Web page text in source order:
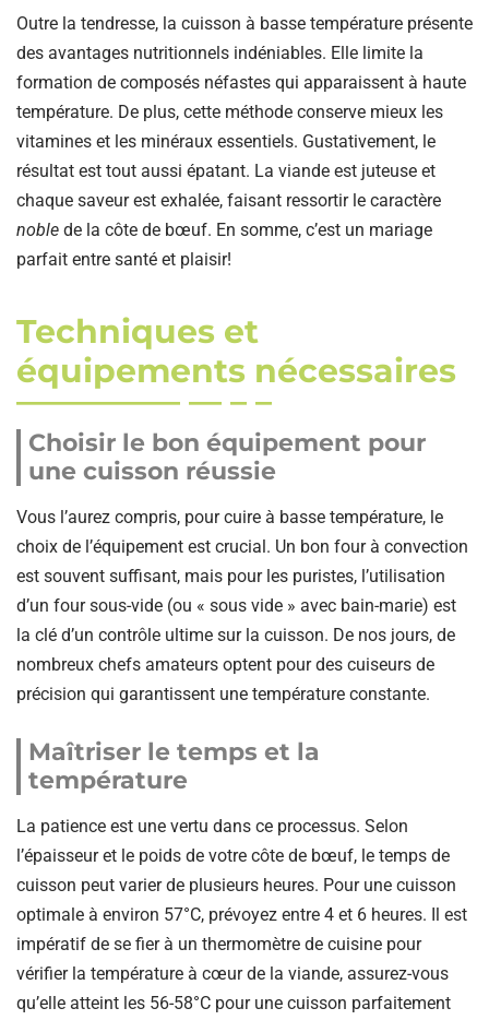
Outre la tendresse, la cuisson à basse température présente
des avantages nutritionnels indéniables. Elle limite la
formation de composés néfastes qui apparaissent à haute
température. De plus, cette méthode conserve mieux les
vitamines et les minéraux essentiels. Gustativement, le
résultat est tout aussi épatant. La viande est juteuse et
chaque saveur est exhalée, faisant ressortir le caractère
noble de la côte de bœuf. En somme, c’est un mariage
parfait entre santé et plaisir!
Techniques et
équipements nécessaires
Choisir le bon équipement pour
une cuisson réussie
Vous l’aurez compris, pour cuire à basse température, le
choix de l’équipement est crucial. Un bon four à convection
est souvent suffisant, mais pour les puristes, l’utilisation
d’un four sous-vide (ou « sous vide » avec bain-marie) est
la clé d’un contrôle ultime sur la cuisson. De nos jours, de
nombreux chefs amateurs optent pour des cuiseurs de
précision qui garantissent une température constante.
Maîtriser le temps et la
température
La patience est une vertu dans ce processus. Selon
l’épaisseur et le poids de votre côte de bœuf, le temps de
cuisson peut varier de plusieurs heures. Pour une cuisson
optimale à environ 57°C, prévoyez entre 4 et 6 heures. Il est
impératif de se fier à un thermomètre de cuisine pour
vérifier la température à cœur de la viande, assurez-vous
qu’elle atteint les 56-58°C pour une cuisson parfaitement